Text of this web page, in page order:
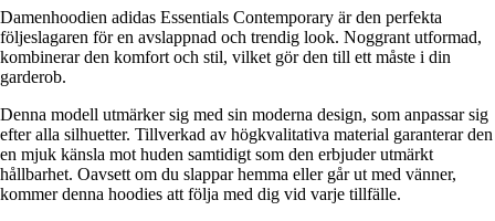
Damenhoodien adidas Essentials Contemporary är den perfekta
följeslagaren för en avslappnad och trendig look. Noggrant utformad,
kombinerar den komfort och stil, vilket gör den till ett måste i din
garderob.
Denna modell utmärker sig med sin moderna design, som anpassar sig
efter alla silhuetter. Tillverkad av högkvalitativa material garanterar den
en mjuk känsla mot huden samtidigt som den erbjuder utmärkt
hållbarhet. Oavsett om du slappar hemma eller går ut med vänner,
kommer denna hoodies att följa med dig vid varje tillfälle.